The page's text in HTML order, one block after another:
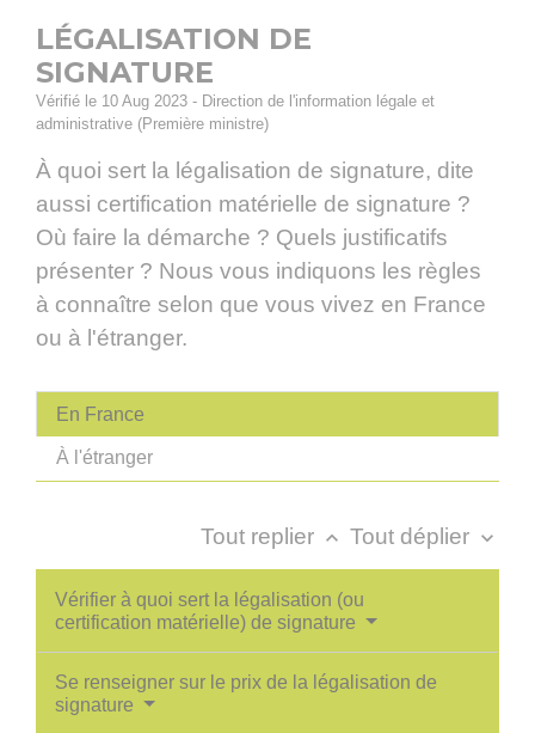
LÉGALISATION DE
SIGNATURE
Vérifié le 10 Aug 2023 - Direction de l'information légale et
administrative (Première ministre)
À quoi sert la légalisation de signature, dite
aussi certification matérielle de signature ?
Où faire la démarche ? Quels justificatifs
présenter ? Nous vous indiquons les règles
à connaître selon que vous vivez en France
ou à l'étranger.
En France
À l'étranger
Tout replier keyboard_arrow_up Tout déplier keyboard_arrow_down
Vérifier à quoi sert la légalisation (ou
certification matérielle) de signature
Se renseigner sur le prix de la légalisation de
signature